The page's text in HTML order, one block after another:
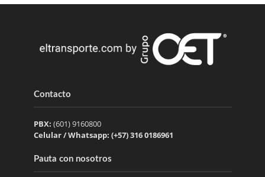
Contacto
PBX: (601) 9160800
Celular / Whatsapp: (+57) 316 0186961
Pauta con nosotros